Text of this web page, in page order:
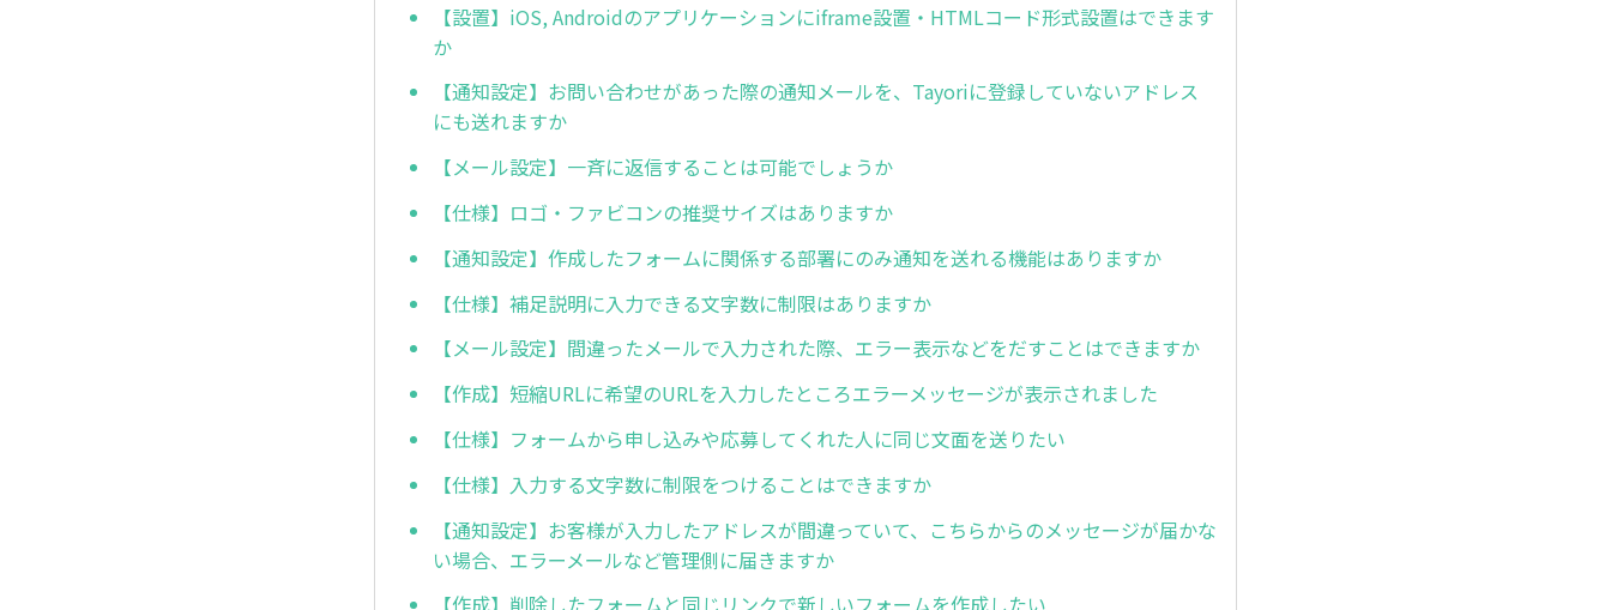
【設置】iOS, Androidのアプリケーションにiframe設置・HTMLコード形式設置はできます
か
【通知設定】お問い合わせがあった際の通知メールを、Tayoriに登録していないアドレス
にも送れますか
【メール設定】一斉に返信することは可能でしょうか
【仕様】ロゴ・ファビコンの推奨サイズはありますか
【通知設定】作成したフォームに関係する部署にのみ通知を送れる機能はありますか
【仕様】補足説明に入力できる文字数に制限はありますか
【メール設定】間違ったメールで入力された際、エラー表示などをだすことはできますか
【作成】短縮URLに希望のURLを入力したところエラーメッセージが表示されました
【仕様】フォームから申し込みや応募してくれた人に同じ文面を送りたい
【仕様】入力する文字数に制限をつけることはできますか
【通知設定】お客様が入力したアドレスが間違っていて、こちらからのメッセージが届かな
い場合、エラーメールなど管理側に届きますか